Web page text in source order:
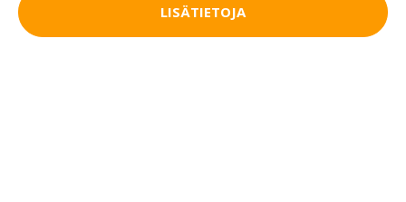
LISÄTIETOJA